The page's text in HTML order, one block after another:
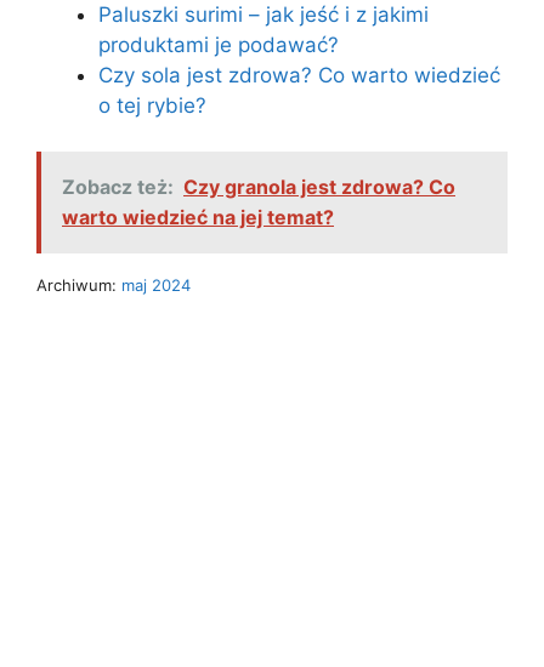
Paluszki surimi – jak jeść i z jakimi
produktami je podawać?
Czy sola jest zdrowa? Co warto wiedzieć
o tej rybie?
Zobacz też: Czy granola jest zdrowa? Co
warto wiedzieć na jej temat?
Archiwum: maj 2024